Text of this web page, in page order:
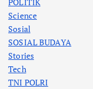
Science
Sosial
SOSIAL BUDAYA
Stories
Tech
TNI POLRI